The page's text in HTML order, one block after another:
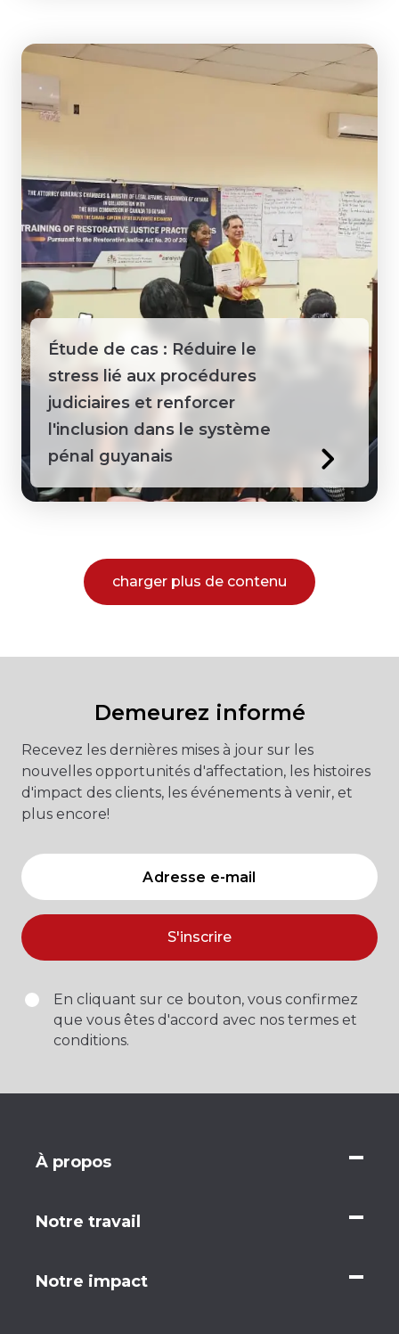
Étude de cas : Réduire le
stress lié aux procédures
judiciaires et renforcer
l'inclusion dans le système
pénal guyanais
charger plus de contenu
Demeurez informé
Recevez les dernières mises à jour sur les
nouvelles opportunités d'affectation, les histoires
d'impact des clients, les événements à venir, et
plus encore!
S'inscrire
En cliquant sur ce bouton, vous confirmez
que vous êtes d'accord avec nos termes et
conditions.
À propos
Notre travail
Notre impact